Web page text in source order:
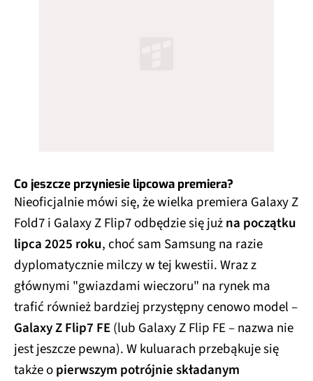
Co jeszcze przyniesie lipcowa premiera?
Nieoficjalnie mówi się, że wielka premiera Galaxy Z
Fold7 i Galaxy Z Flip7 odbędzie się jużna początku
lipca 2025 roku, choć sam Samsung na razie
dyplomatycznie milczy w tej kwestii. Wraz z
głównymi "gwiazdami wieczoru" na rynek ma
trafić również bardziej przystępny cenowo model –
Galaxy Z Flip7 FE(lub Galaxy Z Flip FE – nazwa nie
jest jeszcze pewna). W kuluarach przebąkuje się
także opierwszym potrójnie składanym